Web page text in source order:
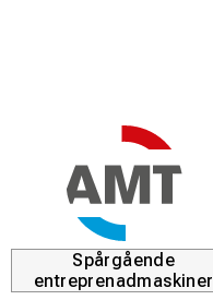
Spårgående
entreprenadmaskiner